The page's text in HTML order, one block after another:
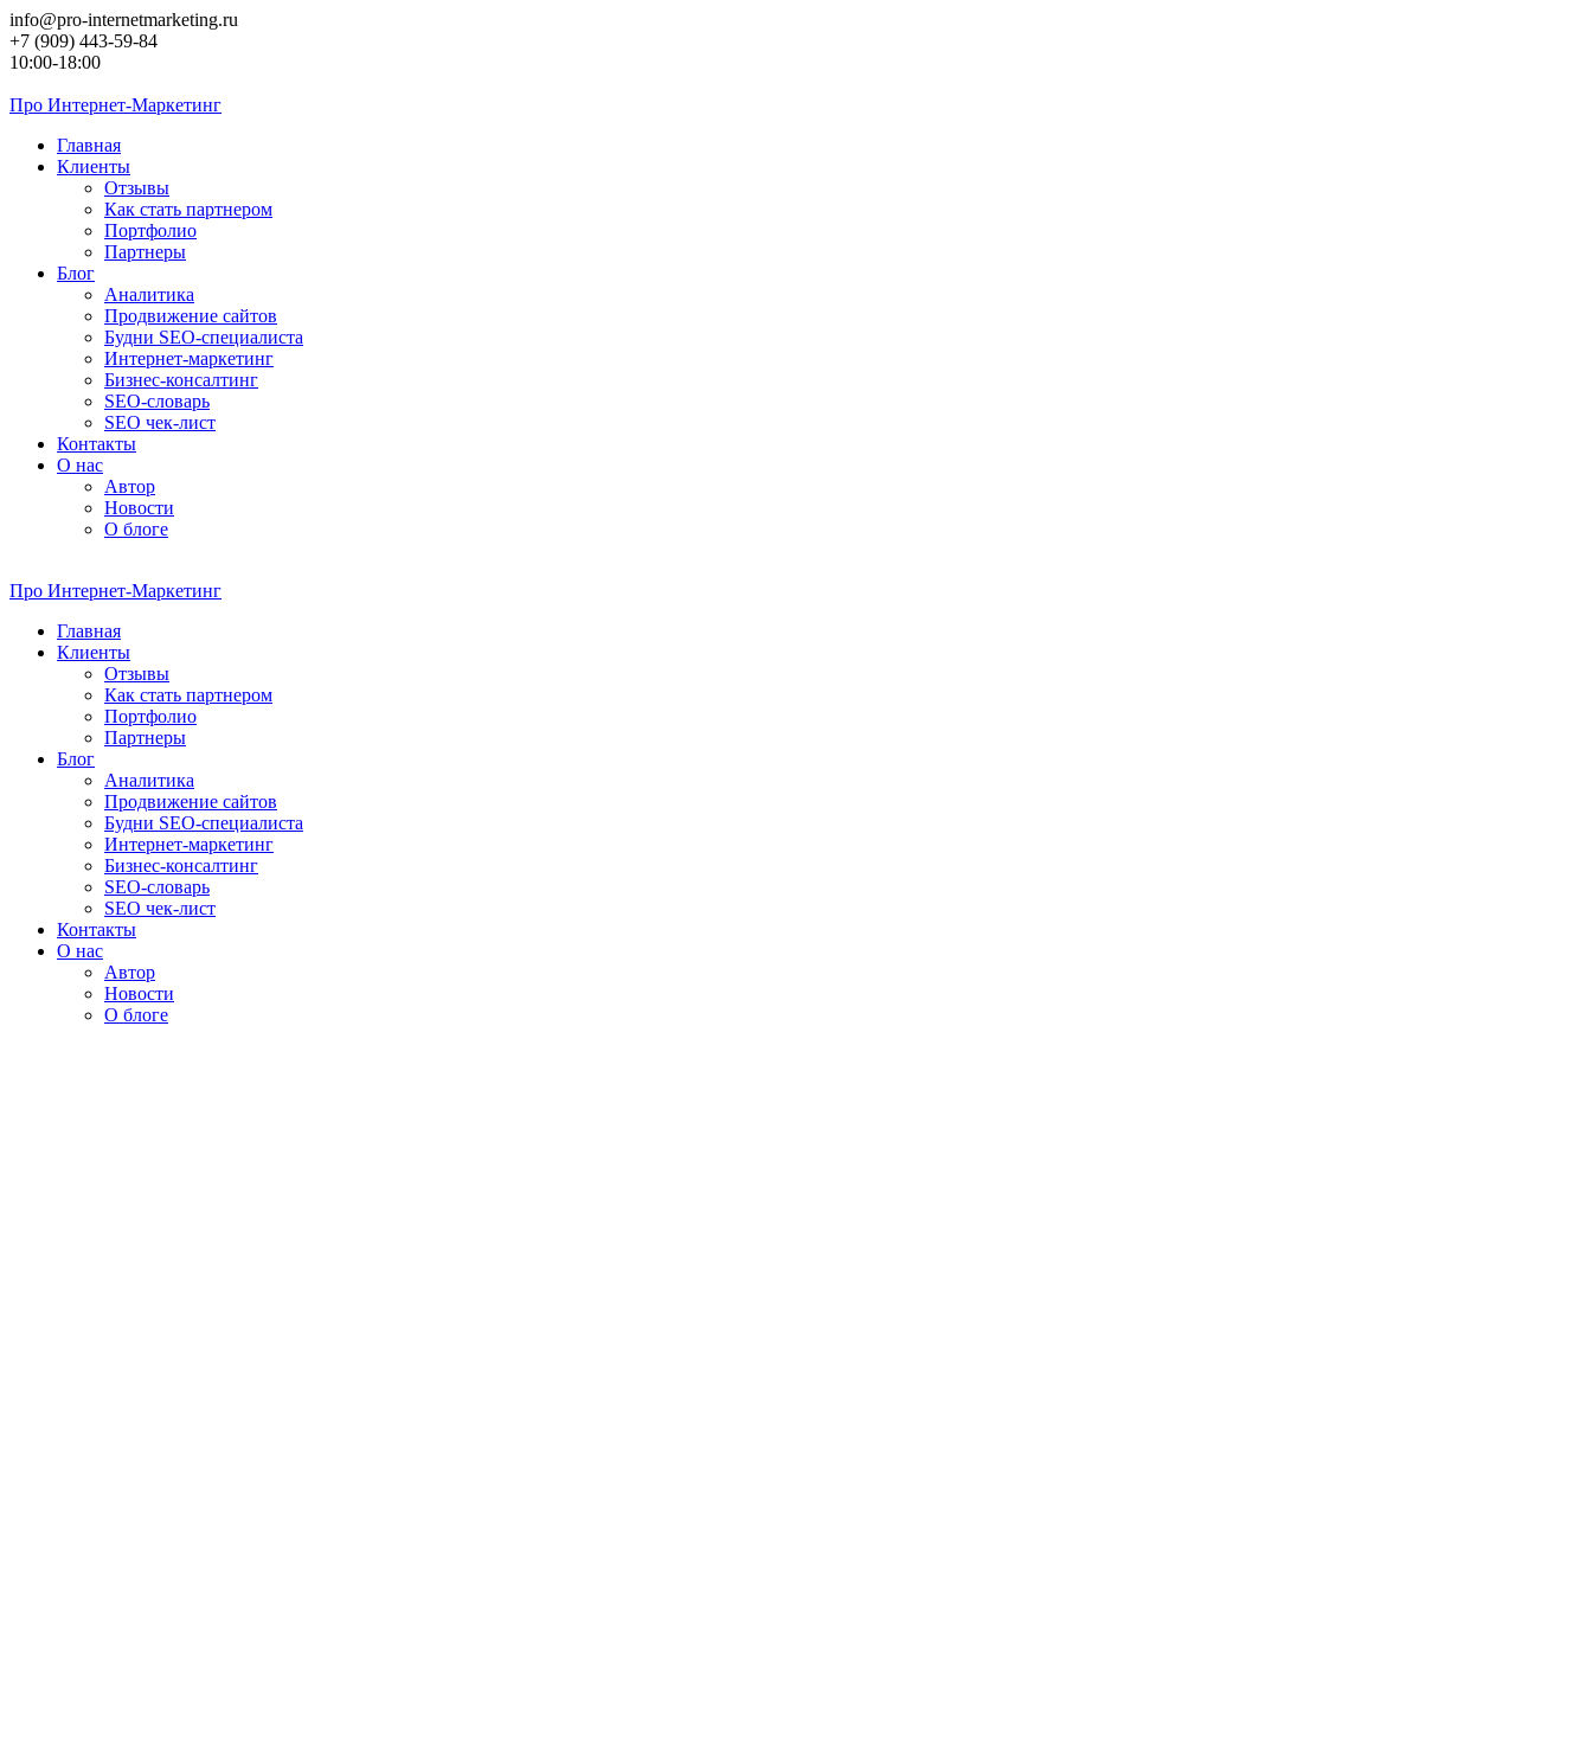
Перейти
к
контенту
info@pro-internetmarketing.ru
+7 (909) 443-59-84
10:00-18:00
Про Интернет-Маркетинг
Главная
Клиенты
Отзывы
Как стать партнером
Портфолио
Партнеры
Блог
Аналитика
Продвижение сайтов
Будни SEO-специалиста
Интернет-маркетинг
Бизнес-консалтинг
SEO-словарь
SEO чек-лист
Контакты
О нас
Автор
Новости
О блоге
Про Интернет-Маркетинг
Главная
Клиенты
Отзывы
Как стать партнером
Портфолио
Партнеры
Блог
Аналитика
Продвижение сайтов
Будни SEO-специалиста
Интернет-маркетинг
Бизнес-консалтинг
SEO-словарь
SEO чек-лист
Контакты
О нас
Автор
Новости
О блоге